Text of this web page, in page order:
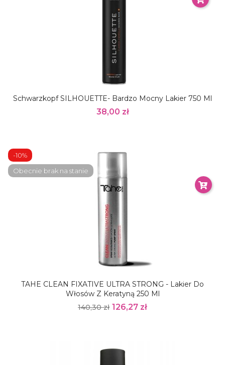
Schwarzkopf SILHOUETTE- Bardzo Mocny Lakier 750 Ml
38,00 zł
TAHE CLEAN FIXATIVE ULTRA STRONG - Lakier Do
Włosów Z Keratyną 250 Ml
140,30 zł 126,27 zł
-10%
Obecnie brak na stanie